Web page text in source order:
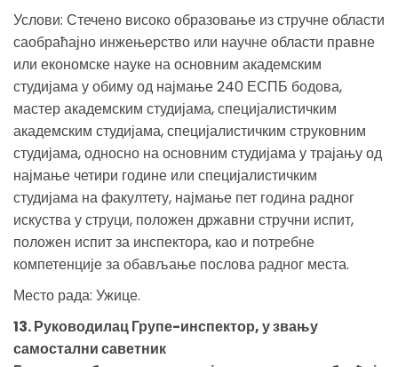
Услови: Стечено високо образовање из стручне области
саобраћајно инжењерство или научне области правне
или економске науке на основним академским
студијама у обиму од најмање 240 ЕСПБ бодова,
мастер академским студијама, специјалистичким
академским студијама, специјалистичким струковним
студијама, односно на основним студијама у трајању од
најмање четири године или специјалистичким
студијама на факултету, најмање пет година радног
искуства у струци, положен државни стручни испит,
положен испит за инспектора, као и потребне
компетенције за обављање послова радног места.
Место рада: Ужице.
13. Руководилац Групе-инспектор, у звању
самостални саветник